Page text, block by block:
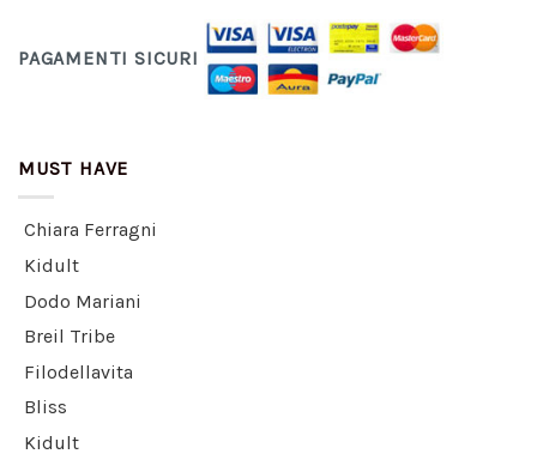
PAGAMENTI SICURI
MUST HAVE
Chiara Ferragni
Kidult
Dodo Mariani
Breil Tribe
Filodellavita
Bliss
Kidult